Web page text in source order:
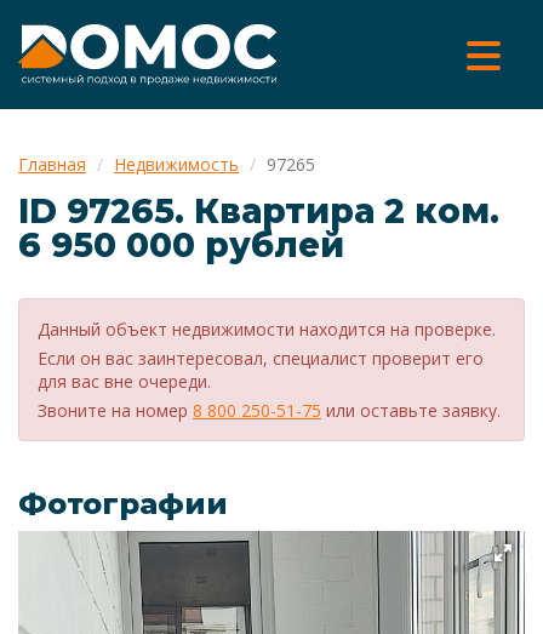
Главная Недвижимость 97265
ID 97265. Квартира 2 ком.
6 950 000 рублей
Данный объект недвижимости находится на проверке.
Если он вас заинтересовал, специалист проверит его
для вас вне очереди.
Звоните на номер 8 800 250-51-75 или оставьте заявку.
Фотографии